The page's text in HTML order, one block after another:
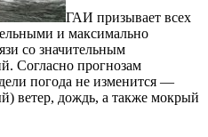
ГАИ призывает всех
и максимально
со значительным
Согласно прогнозам
погода не изменится —
ветер, дождь, а также мокрый